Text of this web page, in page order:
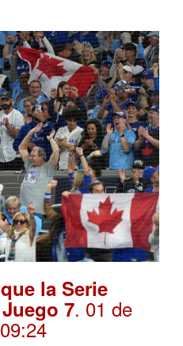
la Serie
7. 01 de